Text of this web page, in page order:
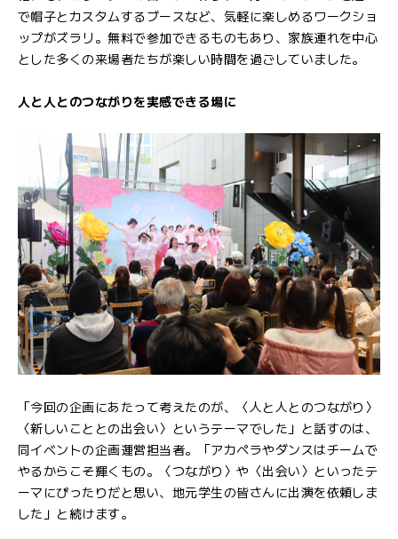
で帽子とカスタムするブースなど、気軽に楽しめるワークショ
ップがズラリ。無料で参加できるものもあり、家族連れを中心
とした多くの来場者たちが楽しい時間を過ごしていました。
人と人とのつながりを実感できる場に
「今回の企画にあたって考えたのが、〈人と人とのつながり〉
〈新しいこととの出会い〉というテーマでした」と話すのは、
同イベントの企画運営担当者。「アカペラやダンスはチームで
やるからこそ輝くもの。〈つながり〉や〈出会い〉といったテ
ーマにぴったりだと思い、地元学生の皆さんに出演を依頼しま
した」と続けます。